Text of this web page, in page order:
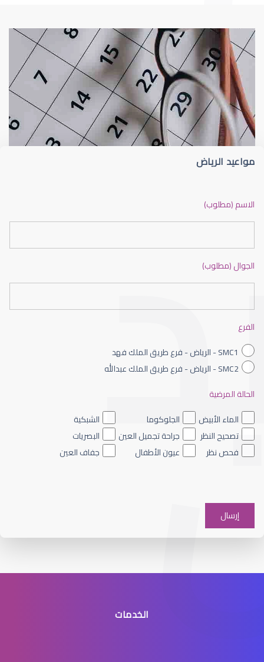
د أم كلثوم الحريريطبيب عيون
طبيب عيون شمال الرياض
طبيب عيون الرياض
افضل طبيب عيون جنوب الرياض
مواعيد الرياض
الاسم (مطلوب)
الجوال (مطلوب)
الفرع
SMC1 - الرياض - فرع طريق الملك فهد
SMC2 - الرياض - فرع طريق الملك عبدالله
الحالة المرضية
الماء الأبيض
الجلوكوما
الشبكية
تصحيح النظر
جراحة تجميل العين
البصريات
فحص نظر
عيون الأطفال جفاف العين
الخدمات